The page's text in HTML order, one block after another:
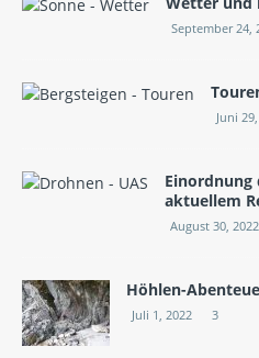
September 24,
Juni
Einordnung
aktuellem
August 30, 2022
Höhlen-
Juli 1, 2022 3